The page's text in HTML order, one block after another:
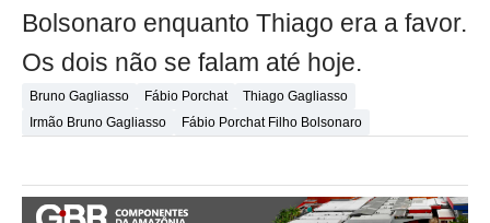
Bolsonaro enquanto Thiago era a favor.
Os dois não se falam até hoje.
Bruno Gagliasso Fábio Porchat
Thiago Gagliasso
Irmão Bruno Gagliasso
Fábio Porchat Filho Bolsonaro